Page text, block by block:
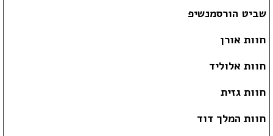
שביט הורסמנשיפ
חוות אורן
חוות אלוליד
חוות גזית
חוות המלך דוד